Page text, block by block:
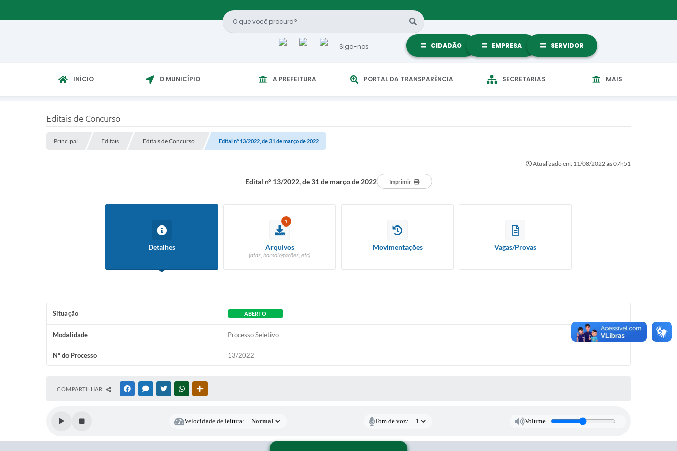
Siga-nos CIDADÃO EMPRESA SERVIDOR
INÍCIO O MUNICÍPIO A PREFEITURA PORTAL DA TRANSPARÊNCIA SECRETARIAS MAIS
Editais de Concurso
Principal Editais Editais de Concurso Edital nº 13/2022, de 31 de março de 2022
Atualizado em: 11/08/2022 às 07h51
Edital nº 13/2022, de 31 de março de 2022 Imprimir
Detalhes
1
Arquivos
(atas, homologações, etc)
Movimentações Vagas/Provas
Situação ABERTO
Modalidade Processo Seletivo
Nº do Processo 13/2022
COMPARTILHAR FACEBOOKMESSENGER
TWITTERWHATSAPP
Velocidade de leitura: Tom de voz: Volume